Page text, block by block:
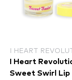
I HEART
I Heart
Sweet Swirl Lip